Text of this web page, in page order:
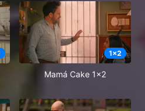
1x2
Mamá Cake 1x2